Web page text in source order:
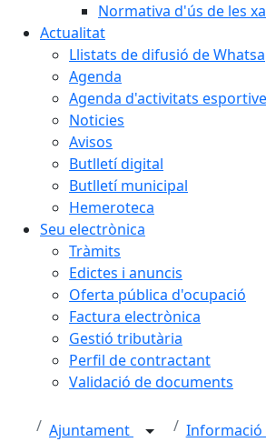
Normativa d'ús de les
Actualitat
Llistats de difusió de
Agenda
Agenda d'activitats
Noticies
Avisos
Butlletí digital
Butlletí municipal
Hemeroteca
Seu electrònica
Tràmits
Edictes i anuncis
Oferta pública d'ocupació
Factura electrònica
Gestió tributària
Perfil de contractant
Validació de documents
Ajuntament
Informació